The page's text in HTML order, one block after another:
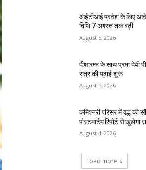
आईटीआई प्रवेश के लिए
तिथि 7 अगस्त तक बढ़ी
August 5, 2026
दीक्षारम्भ के साथ प्रभा देवी
सत्र की पढ़ाई शुरू
August 5, 2026
कमिश्नरी परिसर में वृद्ध की
पोस्टमार्टम रिपोर्ट से खुलेगा
August 4, 2026
Load more